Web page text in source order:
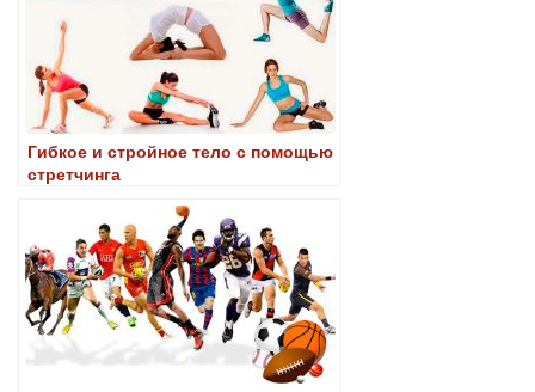
Гибкое и стройное тело с помощью
стретчинга